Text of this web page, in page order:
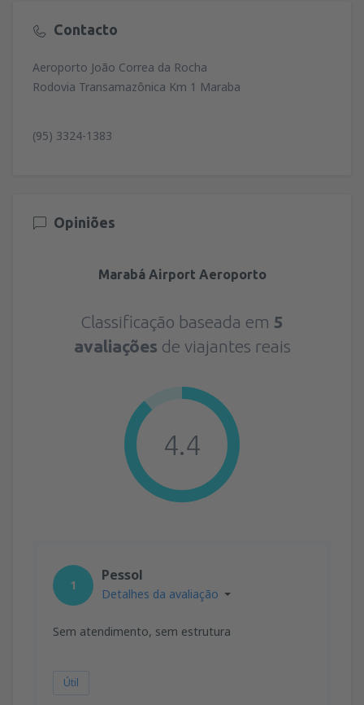
Contacto
Aeroporto João Correa da Rocha
Rodovia Transamazônica Km 1 Maraba
(95) 3324-1383
Opiniões
Marabá Airport Aeroporto
Classificação baseada em 5
avaliações de viajantes reais
4.4
1
Pessol
Detalhes da avaliação
Sem atendimento, sem estrutura
Útil